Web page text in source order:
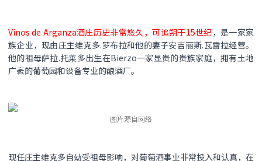
Vinos de Arganza酒庄历史非常悠久，可追朔于15世纪，是一家家
族企业，现由庄主维克多.罗布拉和他的妻子安吉丽斯.瓦雷拉经营。
他的祖母萨拉.托莱多出生在Bierzo一家显贵的贵族家庭，拥有土地
广袤的葡萄园和设备专业的酿酒厂。
图片源自网络
现任庄主维克多自幼受祖母影响，对葡萄酒事业非常投入和认真，在